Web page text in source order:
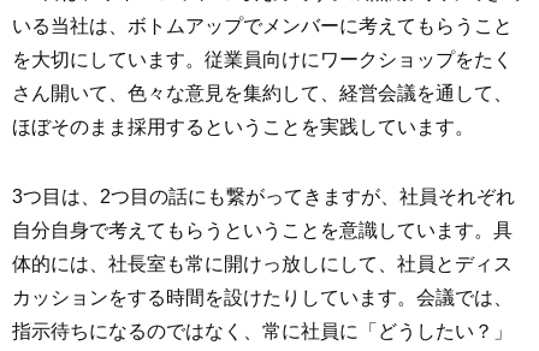
いる当社は、ボトムアップでメンバーに考えてもらうこと
を大切にしています。従業員向けにワークショップをたく
さん開いて、色々な意見を集約して、経営会議を通して、
ほぼそのまま採用するということを実践しています。
3つ目は、2つ目の話にも繋がってきますが、社員それぞれ
自分自身で考えてもらうということを意識しています。具
体的には、社長室も常に開けっ放しにして、社員とディス
カッションをする時間を設けたりしています。会議では、
指示待ちになるのではなく、常に社員に「どうしたい？」